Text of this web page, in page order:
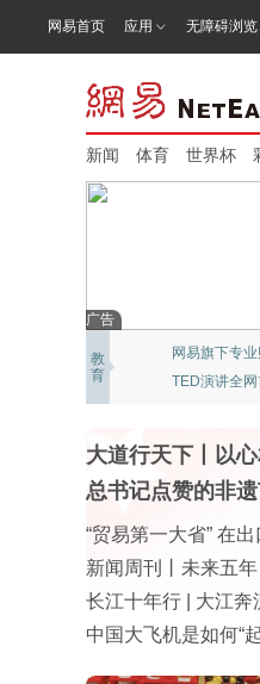
网易首页 应用 无障碍浏览
新闻 体育 世界杯
广告
教
育
网易新闻：
“清流”穿越迷
大道行天下丨以
总书记点赞的非
“贸易第一大省” 在
新闻周刊丨未来五
长江十年行 | 大江奔
中国大飞机是如何“